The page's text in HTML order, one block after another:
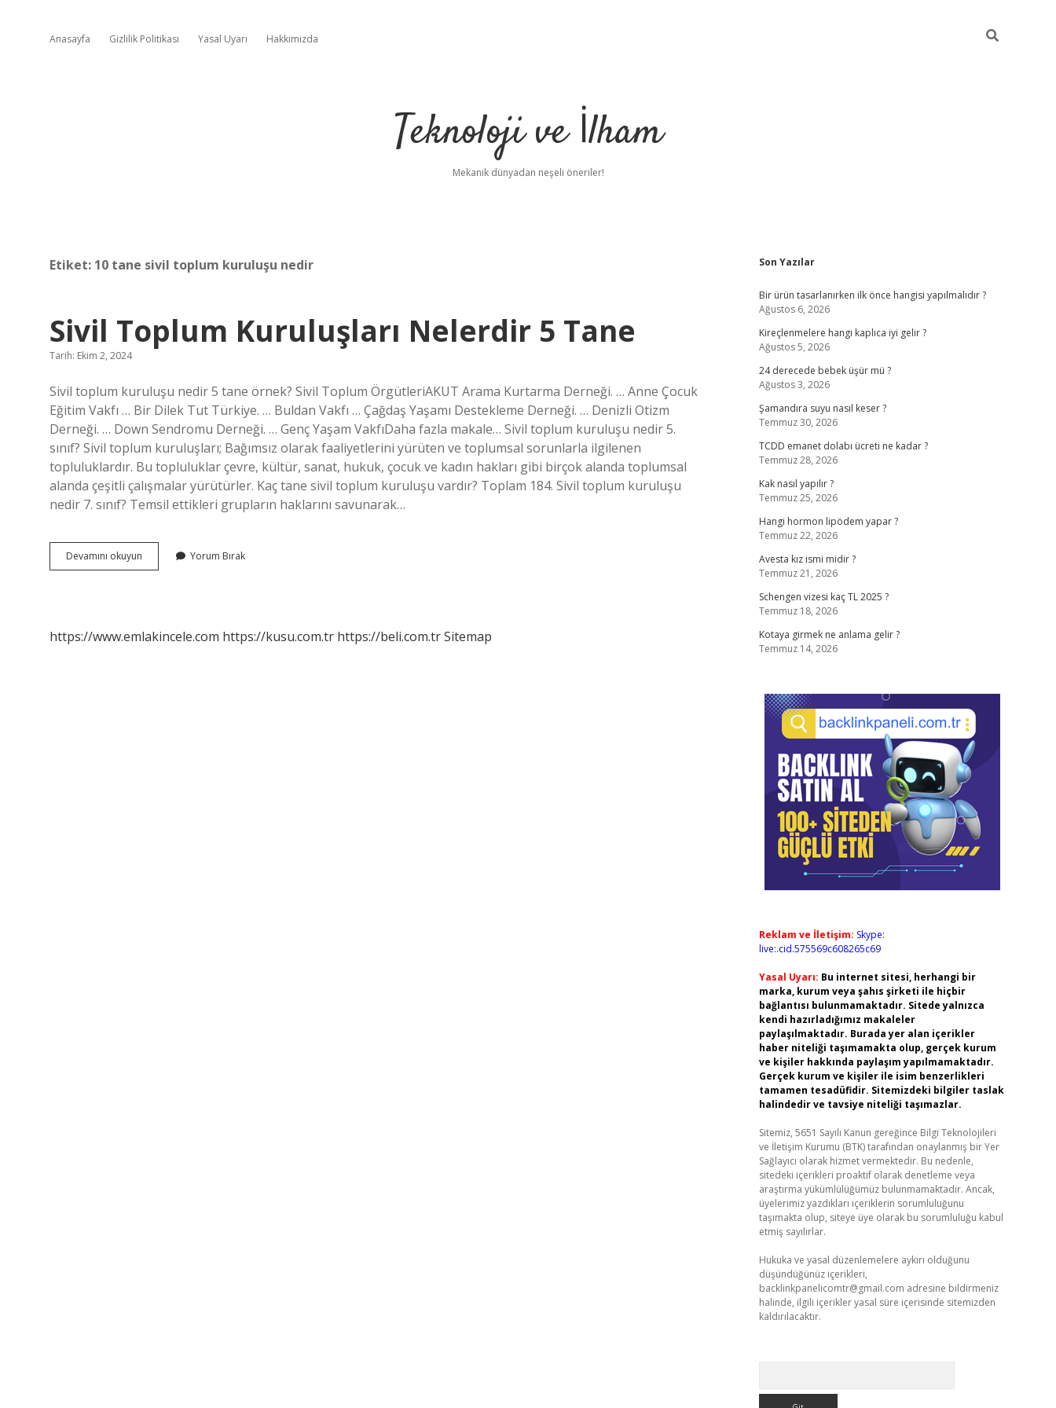
Anasayfa Gizlilik Politikası Yasal Uyarı Hakkımızda
Teknoloji ve İlham
Mekanik dünyadan neşeli öneriler!
Etiket: 10 tane sivil toplum kuruluşu nedir
Sivil Toplum Kuruluşları Nelerdir 5 Tane
Tarih: Ekim 2, 2024
Sivil toplum kuruluşu nedir 5 tane örnek? Sivil Toplum ÖrgütleriAKUT Arama Kurtarma Derneği. … Anne Çocuk
Eğitim Vakfı … Bir Dilek Tut Türkiye. … Buldan Vakfı … Çağdaş Yaşamı Destekleme Derneği. … Denizli Otizm
Derneği. … Down Sendromu Derneği. … Genç Yaşam VakfıDaha fazla makale… Sivil toplum kuruluşu nedir 5.
sınıf? Sivil toplum kuruluşları; Bağımsız olarak faaliyetlerini yürüten ve toplumsal sorunlarla ilgilenen
topluluklardır. Bu topluluklar çevre, kültür, sanat, hukuk, çocuk ve kadın hakları gibi birçok alanda toplumsal
alanda çeşitli çalışmalar yürütürler. Kaç tane sivil toplum kuruluşu vardır? Toplam 184. Sivil toplum kuruluşu
nedir 7. sınıf? Temsil ettikleri grupların haklarını savunarak…
Devamını okuyun
Toplum
Yorum Bırak
https://www.emlakincele.com https://kusu.com.tr https://beli.com.trSitemap
Sidebar
Son Yazılar
Bir ürün tasarlanırken ilk önce hangisi yapılmalıdır ?
Ağustos 6, 2026
Kireçlenmelere hangi kaplıca iyi gelir ?
Ağustos 5, 2026
24 derecede bebek üşür mü ?
Ağustos 3, 2026
Şamandıra suyu nasıl keser ?
Temmuz 30, 2026
TCDD emanet dolabı ücreti ne kadar ?
Temmuz 28, 2026
Kak nasıl yapılır ?
Temmuz 25, 2026
Hangi hormon lipödem yapar ?
Temmuz 22, 2026
Avesta kız ismi midir ?
Temmuz 21, 2026
Schengen vizesi kaç TL 2025 ?
Temmuz 18, 2026
Kotaya girmek ne anlama gelir ?
Temmuz 14, 2026
Reklam ve İletişim: Skype:
live:.cid.575569c608265c69
Yasal Uyarı: Bu internet sitesi, herhangi bir
marka, kurum veya şahıs şirketi ile hiçbir
bağlantısı bulunmamaktadır. Sitede yalnızca
kendi hazırladığımız makaleler
paylaşılmaktadır. Burada yer alan içerikler
haber niteliği taşımamakta olup, gerçek kurum
ve kişiler hakkında paylaşım yapılmamaktadır.
Gerçek kurum ve kişiler ile isim benzerlikleri
tamamen tesadüfidir. Sitemizdeki bilgiler taslak
halindedir ve tavsiye niteliği taşımazlar.
Sitemiz, 5651 Sayılı Kanun gereğince Bilgi Teknolojileri
ve İletişim Kurumu (BTK) tarafından onaylanmış bir Yer
Sağlayıcı olarak hizmet vermektedir. Bu nedenle,
sitedeki içerikleri proaktif olarak denetleme veya
araştırma yükümlülüğümüz bulunmamaktadır. Ancak,
üyelerimiz yazdıkları içeriklerin sorumluluğunu
taşımakta olup, siteye üye olarak bu sorumluluğu kabul
etmiş sayılırlar.
Hukuka ve yasal düzenlemelere aykırı olduğunu
düşündüğünüz içerikleri,
backlinkpanelicomtr@gmail.com adresine bildirmeniz
halinde, ilgili içerikler yasal süre içerisinde sitemizden
kaldırılacaktır.